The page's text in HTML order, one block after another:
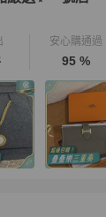
安心購通過
95 %